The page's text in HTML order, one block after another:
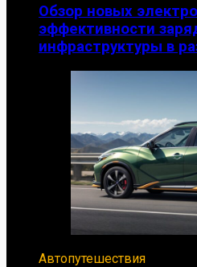
Обзор новых
эффективности
инфраструктуры в
Автопутешествия